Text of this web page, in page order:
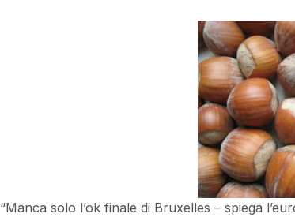
“Manca solo l’ok finale di Bruxelles – spiega